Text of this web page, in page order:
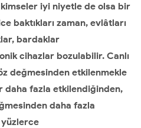
kimseler iyi niyetle de olsa bir
baktıkları zaman, evlâtları
bardaklar
cihazlar bozulabilir. Canlı
değmesinden etkilenmekle
daha fazla etkilendiğinden,
daha fazla
yüzlerce